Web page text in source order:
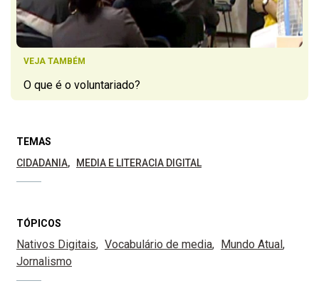
VEJA TAMBÉM
O que é o voluntariado?
TEMAS
CIDADANIA
MEDIA E LITERACIA DIGITAL
TÓPICOS
Nativos Digitais Vocabulário de media
Mundo Atual
Jornalismo